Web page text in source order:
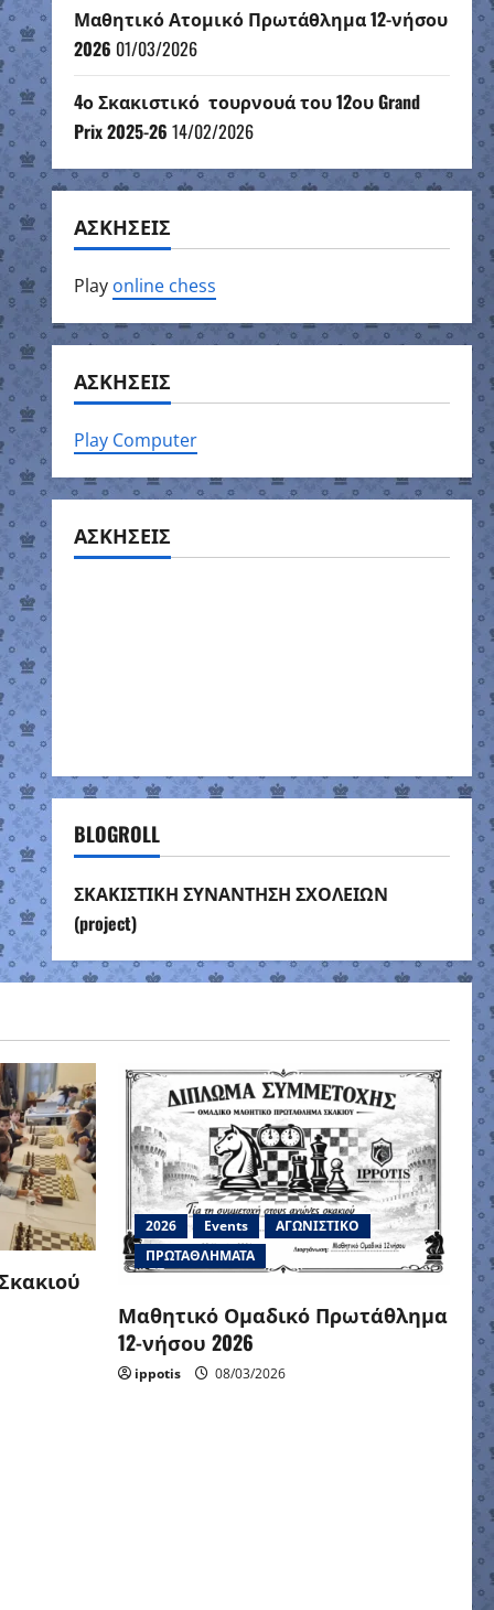
Μαθητικό Ατομικό Πρωτάθλημα 12-νήσου
2026 01/03/2026
4ο Σκακιστικό τουρνουά του 12ου Grand
Prix 2025-26 14/02/2026
ΑΣΚΗΣΕΙΣ
Play online chess
ΑΣΚΗΣΕΙΣ
Play Computer
ΑΣΚΗΣΕΙΣ
BLOGROLL
ΣΚΑΚΙΣΤΙΚΗ ΣΥΝΑΝΤΗΣΗ ΣΧΟΛΕΙΩΝ
(project)
2026 Events
ΑΓΩΝΙΣΤΙΚΟ
ΠΡΩΤΑΘΛΗΜΑΤΑ
Μαθητικό Ομαδικό Πρωτάθλημα
12-νήσου 2026
ippotis 08/03/2026